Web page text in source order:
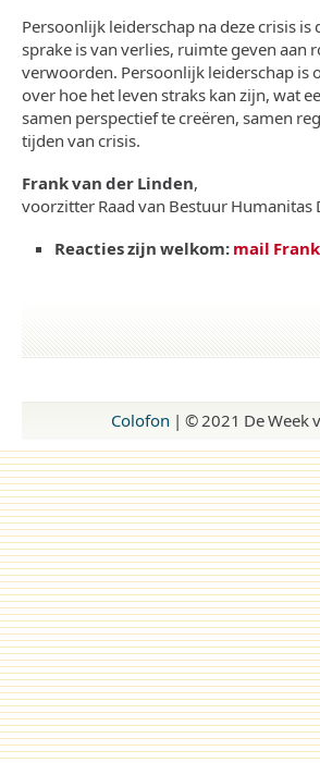
Persoonlijk leiderschap na deze crisis
sprake is van verlies, ruimte geven aan
verwoorden. Persoonlijk leiderschap is
over hoe het leven straks kan zijn, wat
samen perspectief te creëren, samen
tijden van crisis.
Frank van der Linden,
voorzitter Raad van Bestuur Humanitas
Reacties zijn welkom: mail
Colofon | © 2021 De Week